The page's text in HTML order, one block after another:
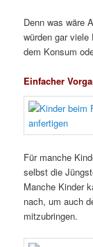
Denn was wäre
würden gar viele
dem Konsum
Einfacher
Für manche
selbst die
Manche Kinder
nach, um auch
mitzubringen.